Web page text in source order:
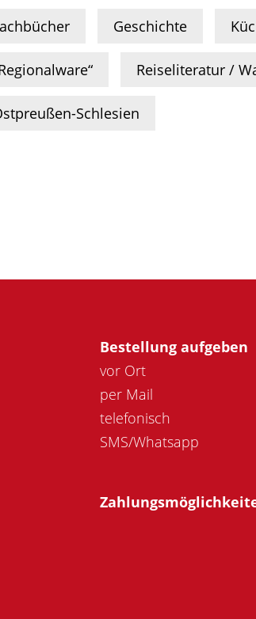
Geschichte
Reiseliteratur /
Schlesien
Bestellung aufgeben
vor Ort
per Mail
telefonisch
SMS/Whatsapp